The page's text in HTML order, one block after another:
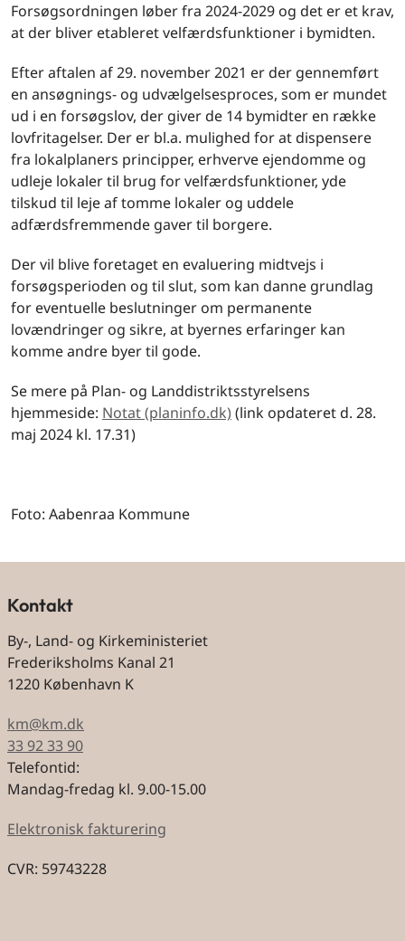
Forsøgsordningen løber fra 2024-2029 og det er et krav,
at der bliver etableret velfærdsfunktioner i bymidten.
Efter aftalen af 29. november 2021 er der gennemført
en ansøgnings- og udvælgelsesproces, som er mundet
ud i en forsøgslov, der giver de 14 bymidter en række
lovfritagelser. Der er bl.a. mulighed for at dispensere
fra lokalplaners principper, erhverve ejendomme og
udleje lokaler til brug for velfærdsfunktioner, yde
tilskud til leje af tomme lokaler og uddele
adfærdsfremmende gaver til borgere.
Der vil blive foretaget en evaluering midtvejs i
forsøgsperioden og til slut, som kan danne grundlag
for eventuelle beslutninger om permanente
lovændringer og sikre, at byernes erfaringer kan
komme andre byer til gode.
Se mere på Plan- og Landdistriktsstyrelsens
hjemmeside: Notat (planinfo.dk) (link opdateret d. 28.
maj 2024 kl. 17.31)
Foto: Aabenraa Kommune
Kontakt
By-, Land- og Kirkeministeriet
Frederiksholms Kanal 21
1220 København K
km@km.dk
33 92 33 90
Telefontid:
Mandag-fredag kl. 9.00-15.00
Elektronisk fakturering
CVR: 59743228